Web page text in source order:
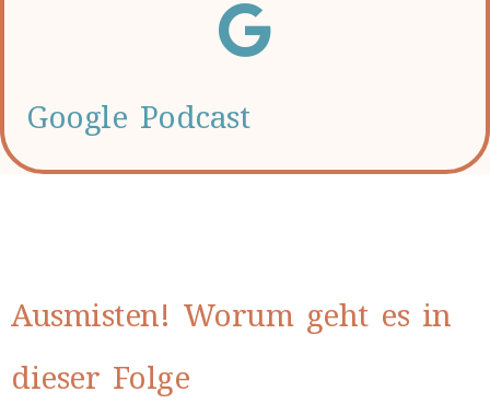
Google Podcast
Ausmisten! Worum geht es in
dieser Folge